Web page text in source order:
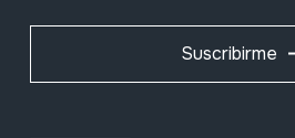
Suscribirme